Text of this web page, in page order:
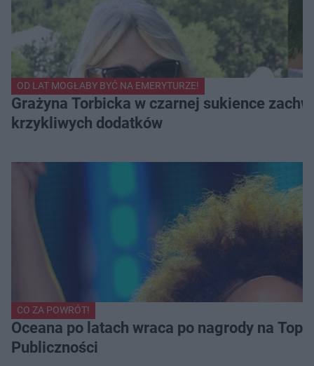
OD LAT MOGŁABY BYĆ NA EMERYTURZE!
Grażyna Torbicka w czarnej sukience
krzykliwych dodatków
CO ZA POWRÓT!
Oceana po latach wraca po nagrody na Top
Publiczności